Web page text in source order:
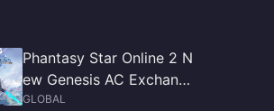
Phantasy Star Online 2 N
ew Genesis AC Exchange
Ticket
GLOBAL